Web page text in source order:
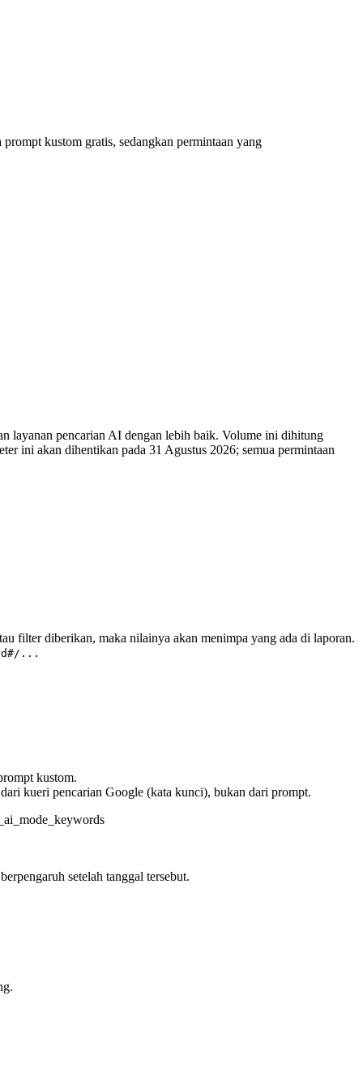
kustom gratis, sedangkan permintaan yang
layanan pencarian AI dengan lebih baik. Volume ini dihitung
ini akan dihentikan pada 31 Agustus 2026; semua permintaan
filter diberikan, maka nilainya akan menimpa yang ada di laporan.
...
kustom.
kueri pencarian Google (kata kunci), bukan dari prompt.
setelah tanggal tersebut.